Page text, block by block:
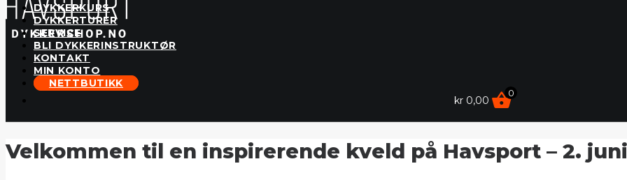
DYKKERKURS
DYKKERTURER
SERVICE
BLI DYKKERINSTRUKTØR
KONTAKT
MIN KONTO
NETTBUTIKK
kr 0,00
0
Velkommen til en inspirerende kveld på Havsport – 2. juni